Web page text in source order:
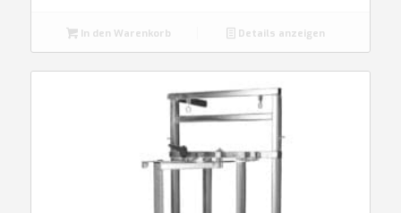
In den Warenkorb Details anzeigen